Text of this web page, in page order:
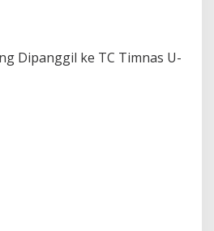
Dipanggil ke TC Timnas U-